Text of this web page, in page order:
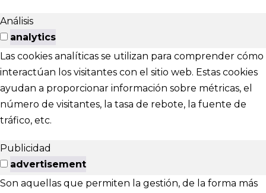
Análisis
analytics
Las cookies analíticas se utilizan para comprender cómo
interactúan los visitantes con el sitio web. Estas cookies
ayudan a proporcionar información sobre métricas, el
número de visitantes, la tasa de rebote, la fuente de
tráfico, etc.
Publicidad
advertisement
Son aquellas que permiten la gestión, de la forma más